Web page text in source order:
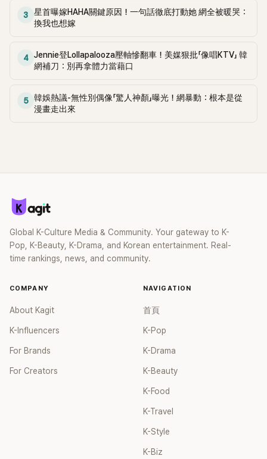
在網路上發酵，這段短短幾秒鐘的機場畫面，也意外成為近期
韓娛圈最受熱議的話題之一。
口。
ARMY（BTS粉絲）之間早已小有名氣。2020年他舉辦婚禮
時，Jin還親自擔任婚禮主持人，展現深厚兄弟情誼，當時也成
勳曾提到，自己曾協助經營顧問工作的餐廳正是由金碩中所經
營，並透露該餐廳月營收高達3億韓元，引發外界關注。 這次
也讓不少人驚訝於他低調卻相當成功的餐飲事業。
3
星首曝嫁HAHA關鍵原因！一句話徹底打動她 網全被暖哭：
換我也想嫁
4
Jennie登Lollapalooza壓軸慘翻車！美媒狠批「像唱KTV」 韓
網補刀：別再拿體力當藉口
5
韓娛熱議-無性別偶像「驚人神顏」曝光！網暴動：根本是從
漫畫走出來
Global K-Culture Media & Community. Your gateway to K-
Pop, K-Beauty, K-Drama, and Korean entertainment. Real-
time rankings, news, and community.
COMPANY
About Kagit
K-Influencers
For Brands
For Creators
NAVIGATION
首頁
K-Pop
K-Drama
K-Beauty
K-Food
K-Travel
K-Style
K-Biz